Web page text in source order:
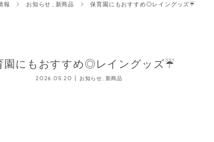
報 お知らせ , 新商品 保育園にもおすすめ◎レイングッズ☔
園にもおすすめ◎レイングッズ☔
2026.05.20 お知らせ 新商品